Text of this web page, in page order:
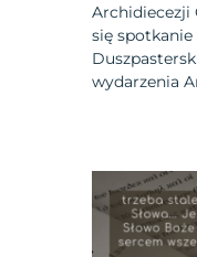
Archidiecezji
się
wydarzenia